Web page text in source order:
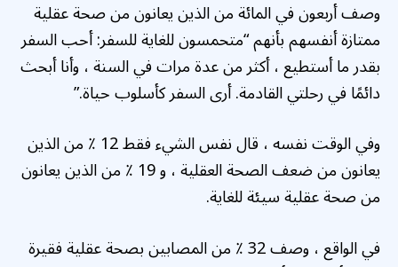
وصف أربعون في المائة من الذين يعانون من صحة عقلية
ممتازة أنفسهم بأنهم “متحمسون للغاية للسفر: أحب السفر
بقدر ما أستطيع ، أكثر من عدة مرات في السنة ، وأنا أبحث
دائمًا في رحلتي القادمة. أرى السفر كأسلوب حياة.”
وفي الوقت نفسه ، قال نفس الشيء فقط 12 ٪ من الذين
يعانون من ضعف الصحة العقلية ، و 19 ٪ من الذين يعانون
من صحة عقلية سيئة للغاية.
في الواقع ، وصف 32 ٪ من المصابين بصحة عقلية فقيرة